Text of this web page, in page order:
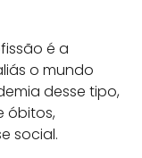
é a
o mundo
desse tipo,
óbitos,
social.